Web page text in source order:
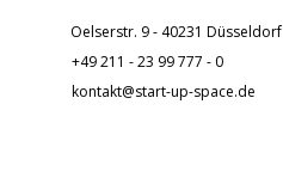
Oelserstr. 9 - 40231 Düsseldorf
+49 211 - 23 99 777 - 0
kontakt@start-up-space.de